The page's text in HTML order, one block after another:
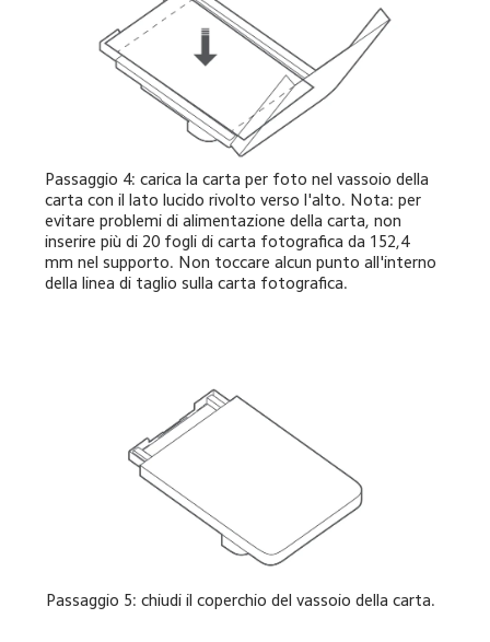
Passaggio 4: carica la carta per foto nel vassoio della
carta con il lato lucido rivolto verso l'alto. Nota: per
evitare problemi di alimentazione della carta, non
inserire più di 20 fogli di carta fotografica da 152,4
mm nel supporto. Non toccare alcun punto all'interno
della linea di taglio sulla carta fotografica.
Passaggio 5: chiudi il coperchio del vassoio della carta.